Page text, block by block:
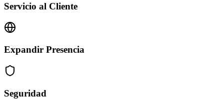
Servicio al Cliente
Expandir Presencia
Seguridad